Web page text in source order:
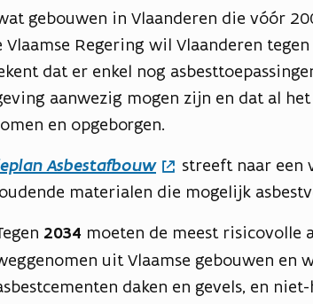
gebouwen in Vlaanderen die vóór
Vlaamse Regering wil Vlaanderen
dat er enkel nog
aanwezig mogen zijn en dat al
en opgeborgen.
Asbestafbouw
streeft naar een
materialen die mogelijk
2034 moeten de meest risicovolle
uit Vlaamse gebouwen en
daken en gevels, en